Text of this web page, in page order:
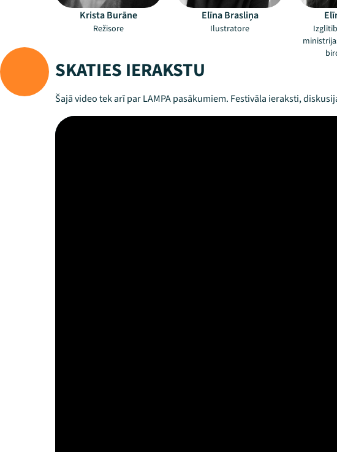
Krista Burāne
Režisore
Elīna Brasliņa
Ilustratore
SKATIES IERAKSTU
Šajā video tek arī par LAMPA pasākumiem. Festivāla ieraksti,